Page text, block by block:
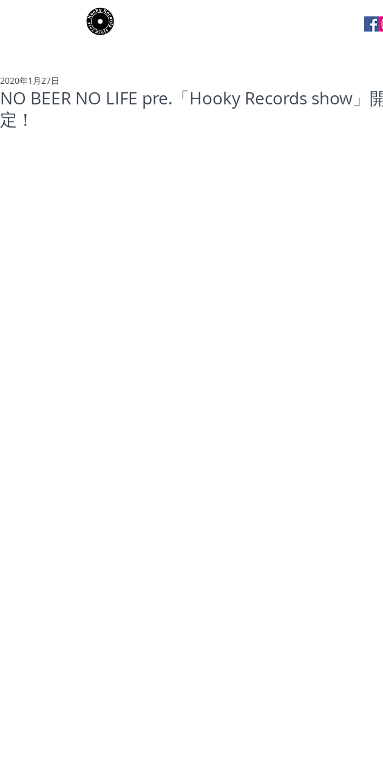
NO BEER NO LIFE pre.「Hooky Records show」
定！
2020年1月27日